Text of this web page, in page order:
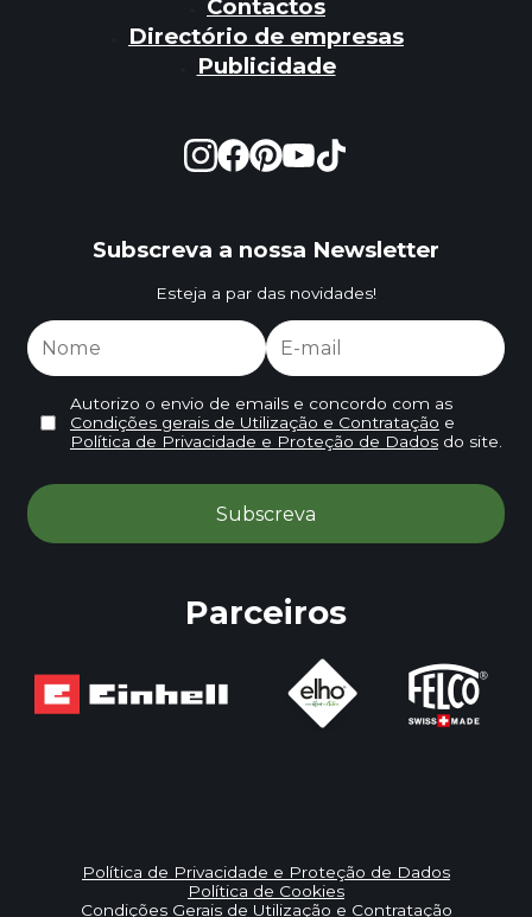
Contactos
Directório de empresas
Publicidade
Subscreva a nossa Newsletter
Esteja a par das novidades!
Autorizo o envio de emails e concordo com as
Condições gerais de Utilização e Contratação e
Política de Privacidade e Proteção de Dadosdo site.
Parceiros
Política de Privacidade e Proteção de Dados
Política de Cookies
Condições Gerais de Utilização e Contratação